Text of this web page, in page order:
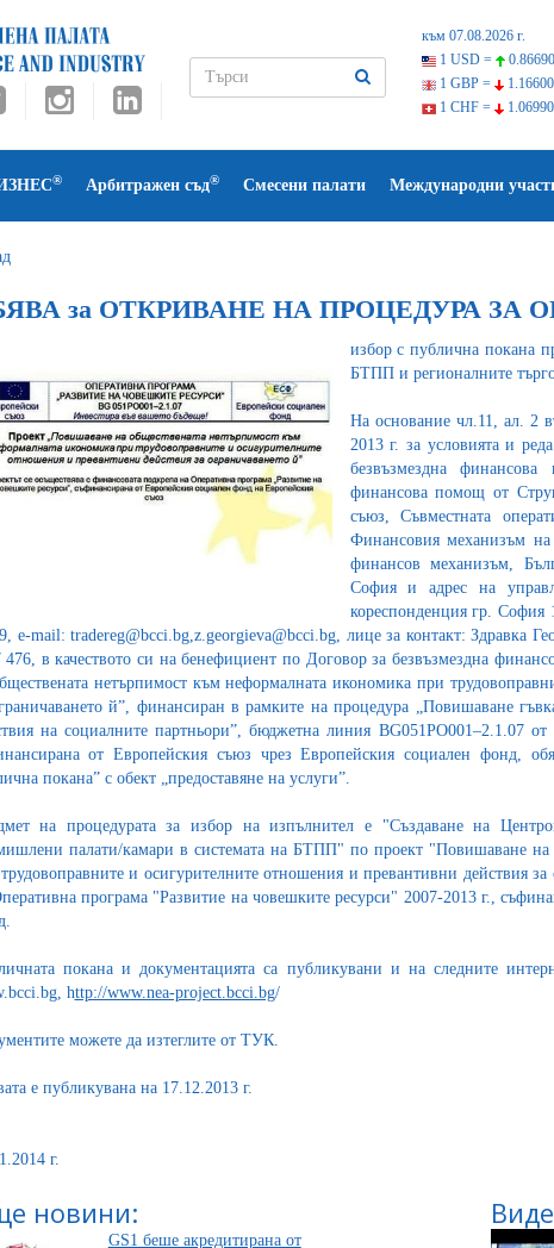
към 07.08.2026 г.
1 USD =
1 GBP =
1 CHF =
® Арбитражен съд® Смесени палати Международни
за ОТКРИВАНЕ НА ПРОЦЕДУРА ЗА
избор с публична покана
БТПП и регионалните
На основание чл.11, ал. 2
2013 г. за условията и
безвъзмездна
финансова помощ от
съюз, Съвместната
Финансовия механизъм на
финансов механизъм,
София и адрес на
кореспонденция гр.
e-mail: tradereg@bcci.bg,z.georgieva@bcci.bg, лице за контакт: Здравка
476, в качеството си на бенефициент по Договор за безвъзмездна
нетърпимост към неформалната икономика при
й”, финансиран в рамките на процедура „Повишаване
на социалните партньори”, бюджетна линия BG051PO001–2.1.07
от Европейския съюз чрез Европейския социален фонд,
покана” с обект „предоставяне на услуги”.
на процедурата за избор на изпълнител е "Създаване на
палати/камари в системата на БТПП" по проект "Повишаване на
и осигурителните отношения и превантивни действия
програма "Развитие на човешките ресурси" 2007-2013 г.,
покана и документацията са публикувани и на следните
http://www.nea-project.bcci.bg/
можете да изтеглите от ТУК.
е публикувана на 17.12.2013 г.
г.
новини:
GS1 беше акредитирана от